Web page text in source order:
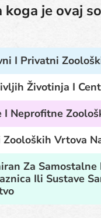
koga je ovaj
I Privatni
Životinja I
I Neprofitne
Vrtova
Za
Ili Sustave